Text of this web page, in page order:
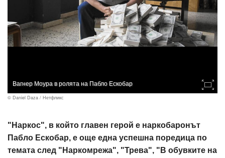
Вагнер Моура в ролята на Пабло Ескобар
© Daniel Daza / Нетфликс
"Наркос", в който главен герой е наркобаронът
Пабло Ескобар, e още една успешна поредица по
темата след "Наркомрежа", "Трева", "В обувките на